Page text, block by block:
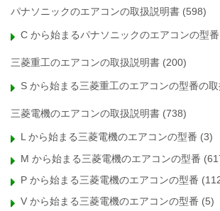
パナソニックのエアコンの取扱説明書 (598)
C から始まるパナソニックのエアコンの型番
三菱重工のエアコンの取扱説明書 (200)
S から始まる三菱重工のエアコンの型番の
三菱電機のエアコンの取扱説明書 (738)
L から始まる三菱電機のエアコンの型番 (3)
M から始まる三菱電機のエアコンの型番
P から始まる三菱電機のエアコンの型番
V から始まる三菱電機のエアコンの型番 (5)